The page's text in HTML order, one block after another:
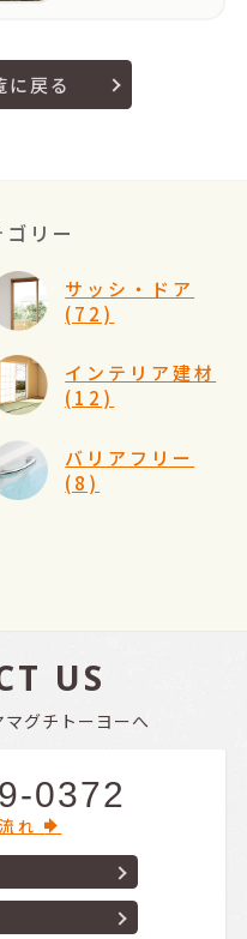
に戻る
リー
サッシ・ドア
(72)
インテリア建材
(12)
バリアフリー
(8)
US
グチトーヨーへ
0372
流れ